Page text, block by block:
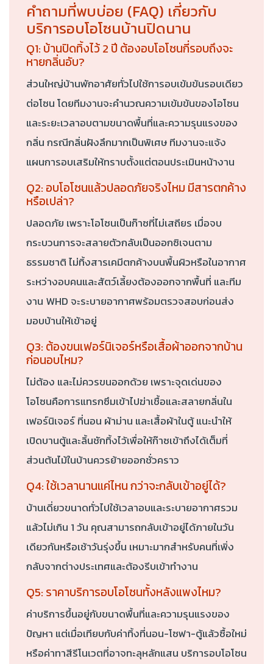
คำถามที่พบบ่อย (FAQ) เกี่ยวกับ
บริการอบโอโซนบ้านปิดนาน
Q1: บ้านปิดทิ้งไว้ 2 ปี ต้องอบโอโซนกี่รอบถึงจะ
หายกลิ่นอับ?
ส่วนใหญ่บ้านพักอาศัยทั่วไปใช้การอบเข้มข้นรอบเดียว
ต่อโซน โดยทีมงานจะคำนวณความเข้มข้นของโอโซน
และระยะเวลาอบตามขนาดพื้นที่และความรุนแรงของ
กลิ่น กรณีกลิ่นฝังลึกมากเป็นพิเศษ ทีมงานจะแจ้ง
แผนการอบเสริมให้ทราบตั้งแต่ตอนประเมินหน้างาน
Q2: อบโอโซนแล้วปลอดภัยจริงไหม มีสารตกค้าง
หรือเปล่า?
ปลอดภัย เพราะโอโซนเป็นก๊าซที่ไม่เสถียร เมื่อจบ
กระบวนการจะสลายตัวกลับเป็นออกซิเจนตาม
ธรรมชาติ ไม่ทิ้งสารเคมีตกค้างบนพื้นผิวหรือในอากาศ
ระหว่างอบคนและสัตว์เลี้ยงต้องออกจากพื้นที่ และทีม
งาน WHD จะระบายอากาศพร้อมตรวจสอบก่อนส่ง
มอบบ้านให้เข้าอยู่
Q3: ต้องขนเฟอร์นิเจอร์หรือเสื้อผ้าออกจากบ้าน
ก่อนอบไหม?
ไม่ต้อง และไม่ควรขนออกด้วย เพราะจุดเด่นของ
โอโซนคือการแทรกซึมเข้าไปฆ่าเชื้อและสลายกลิ่นใน
เฟอร์นิเจอร์ ที่นอน ผ้าม่าน และเสื้อผ้าในตู้ แนะนำให้
เปิดบานตู้และลิ้นชักทิ้งไว้เพื่อให้ก๊าซเข้าถึงได้เต็มที่
ส่วนต้นไม้ในบ้านควรย้ายออกชั่วคราว
Q4: ใช้เวลานานแค่ไหน กว่าจะกลับเข้าอยู่ได้?
บ้านเดี่ยวขนาดทั่วไปใช้เวลาอบและระบายอากาศรวม
แล้วไม่เกิน 1 วัน คุณสามารถกลับเข้าอยู่ได้ภายในวัน
เดียวกันหรือเช้าวันรุ่งขึ้น เหมาะมากสำหรับคนที่เพิ่ง
กลับจากต่างประเทศและต้องรีบเข้าทำงาน
Q5: ราคาบริการอบโอโซนทั้งหลังแพงไหม?
ค่าบริการขึ้นอยู่กับขนาดพื้นที่และความรุนแรงของ
ปัญหา แต่เมื่อเทียบกับค่าทิ้งที่นอน-โซฟา-ตู้แล้วซื้อใหม่
หรือค่าทาสีรีโนเวตที่อาจทะลุหลักแสน บริการอบโอโซน